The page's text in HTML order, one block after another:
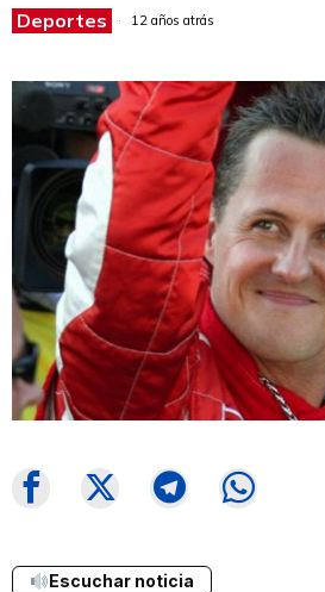
Deportes 12 años atrás
Escuchar noticia